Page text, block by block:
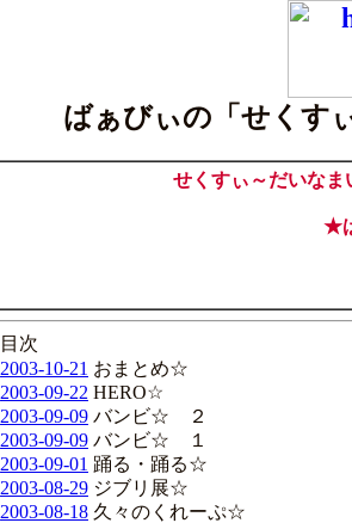
ばぁびぃの「せくす
せくすぃ～だいなま
★
目次
2003-10-21 おまとめ☆
2003-09-22 HERO☆
2003-09-09 バンビ☆ ２
2003-09-09 バンビ☆ １
2003-09-01 踊る・踊る☆
2003-08-29 ジブリ展☆
2003-08-18 久々のくれーぷ☆